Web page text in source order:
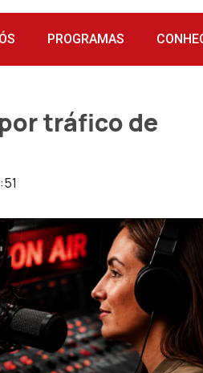
PROGRAMAS
tráfico de